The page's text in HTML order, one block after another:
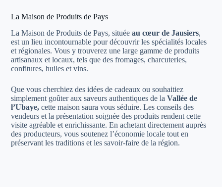
La Maison de Produits de Pays
La Maison de Produits de Pays, situéeau cœur de Jausiers,
est un lieu incontournable pour découvrir les spécialités locales
et régionales. Vous y trouverez une large gamme de produits
artisanaux et locaux, tels que des fromages, charcuteries,
confitures, huiles et vins.
Que vous cherchiez des idées de cadeaux ou souhaitiez
simplement goûter aux saveurs authentiques de laVallée de
l’Ubaye, cette maison saura vous séduire. Les conseils des
vendeurs et la présentation soignée des produits rendent cette
visite agréable et enrichissante. En achetant directement auprès
des producteurs, vous soutenez l’économie locale tout en
préservant les traditions et les savoir-faire de la région.